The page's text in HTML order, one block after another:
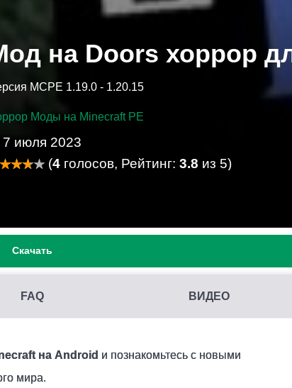
на Doors хоррор
MCPE 1.19.0 - 1.20.15
Моды на Minecraft PE
7 июля 2023
(4 голосов, Рейтинг: 3.8 из 5)
Скачать
FAQ ВИДЕО
на Android и познакомьтесь с новыми
мира.